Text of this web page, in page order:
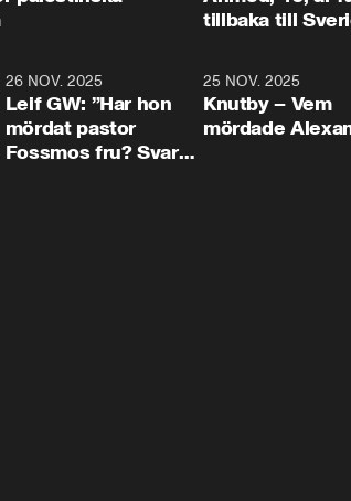
tillbaka till
26 NOV. 2025
Leif GW: ”Har hon
mördat pastor
Fossmos fru? Svar
25 NOV. 2025
Knutby – Vem
mördade